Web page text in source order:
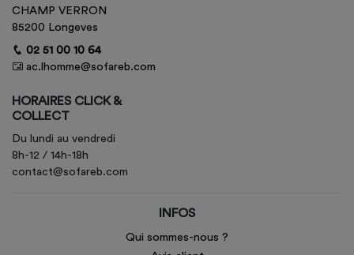
CHAMP VERRON
85200 Longeves
02 51 00 10 64
ac.lhomme@sofareb.com
HORAIRES CLICK &
COLLECT
Du lundi au vendredi
8h-12 / 14h-18h
contact@sofareb.com
INFOS
Qui sommes-nous ?